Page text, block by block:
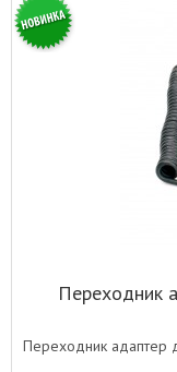
Переходник
Переходник адаптер